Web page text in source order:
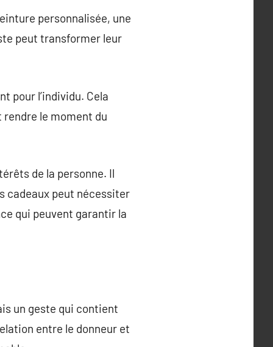
personnalisée, une
peut transformer leur
pour l’individu. Cela
le moment du
de la personne. Il
cadeaux peut nécessiter
qui peuvent garantir la
un geste qui contient
entre le donneur et